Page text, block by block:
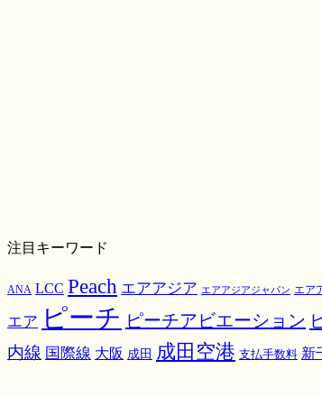
注目キーワード
ANA LCC Peach エアアジア エアアジアジャパン エア
エア ピーチ ピーチアビエーション
内線 国際線 大阪 成田 成田空港 支払手数料 新